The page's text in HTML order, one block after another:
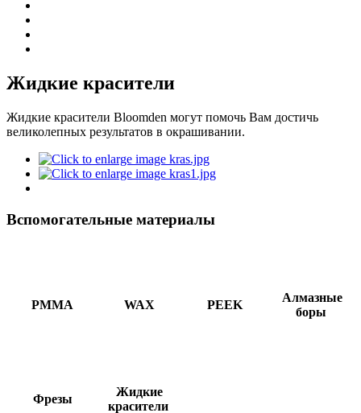
Жидкие красители
Жидкие красители Bloomden могут помочь Вам достичь
великолепных результатов в окрашивании.
Вспомогательные материалы
PMMA WAX PEEK
Алмазные
боры
Фрезы
Жидкие
красители